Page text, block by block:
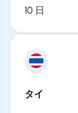
10 日
タイ